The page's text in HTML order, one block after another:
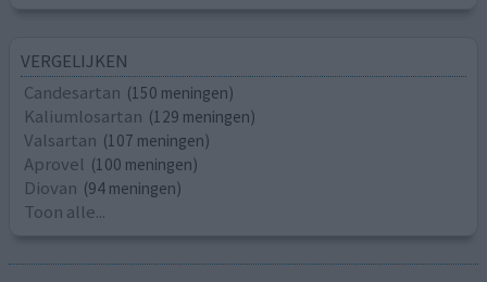
VERGELIJKEN
Candesartan (150 meningen)
Kaliumlosartan (129 meningen)
Valsartan (107 meningen)
Aprovel (100 meningen)
Diovan (94 meningen)
Toon alle...